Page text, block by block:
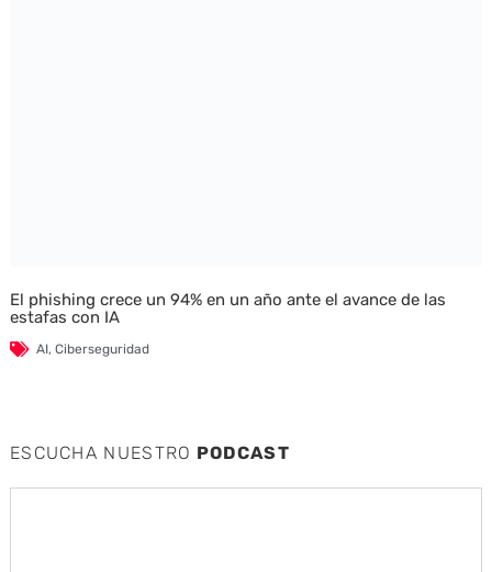
El phishing crece un 94% en un año ante el avance de las
estafas con IA
AI, Ciberseguridad
ESCUCHA NUESTRO PODCAST